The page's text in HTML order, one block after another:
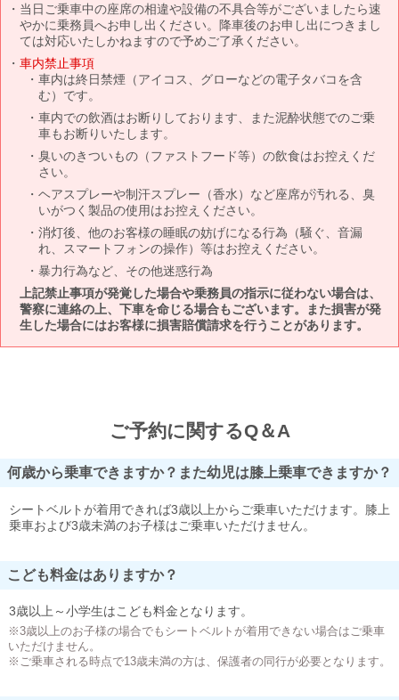
当日ご乗車中の座席の相違や設備の不具合等がございましたら速
やかに乗務員へお申し出ください。降車後のお申し出につきまし
ては対応いたしかねますので予めご了承ください。
車内禁止事項
車内は終日禁煙（アイコス、グローなどの電子タバコを含
む）です。
車内での飲酒はお断りしております、また泥酔状態でのご乗
車もお断りいたします。
臭いのきついもの（ファストフード等）の飲食はお控えくだ
さい。
ヘアスプレーや制汗スプレー（香水）など座席が汚れる、臭
いがつく製品の使用はお控えください。
消灯後、他のお客様の睡眠の妨げになる行為（騒ぐ、音漏
れ、スマートフォンの操作）等はお控えください。
暴力行為など、その他迷惑行為
上記禁止事項が発覚した場合や乗務員の指示に従わない場合は、
警察に連絡の上、下車を命じる場合もございます。また損害が発
生した場合にはお客様に損害賠償請求を行うことがあります。
ご予約に関するQ＆A
何歳から乗車できますか？また幼児は膝上乗車できますか？
シートベルトが着用できれば3歳以上からご乗車いただけます。膝上
乗車および3歳未満のお子様はご乗車いただけません。
こども料金はありますか？
3歳以上～小学生はこども料金となります。
※3歳以上のお子様の場合でもシートベルトが着用できない場合はご乗車
いただけません。
※ご乗車される時点で13歳未満の方は、保護者の同行が必要となります。